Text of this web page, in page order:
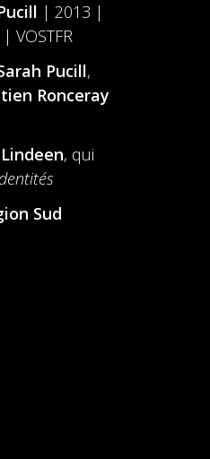
| 2013 |
VOSTFR
Pucill,
Ronceray
, qui
Sud